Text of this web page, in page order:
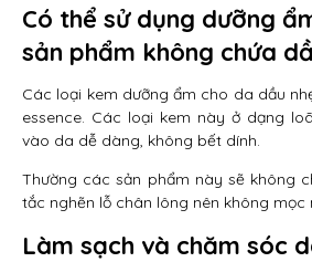
Có thể sử dụng dưỡng
sản phẩm không chứa
Các loại kem dưỡng ẩm cho da dầu
essence. Các loại kem này ở dạng
vào da dễ dàng, không bết dính.
Thường các sản phẩm này sẽ không
tắc nghẽn lỗ chân lông nên không mọc
Làm sạch và chăm sóc